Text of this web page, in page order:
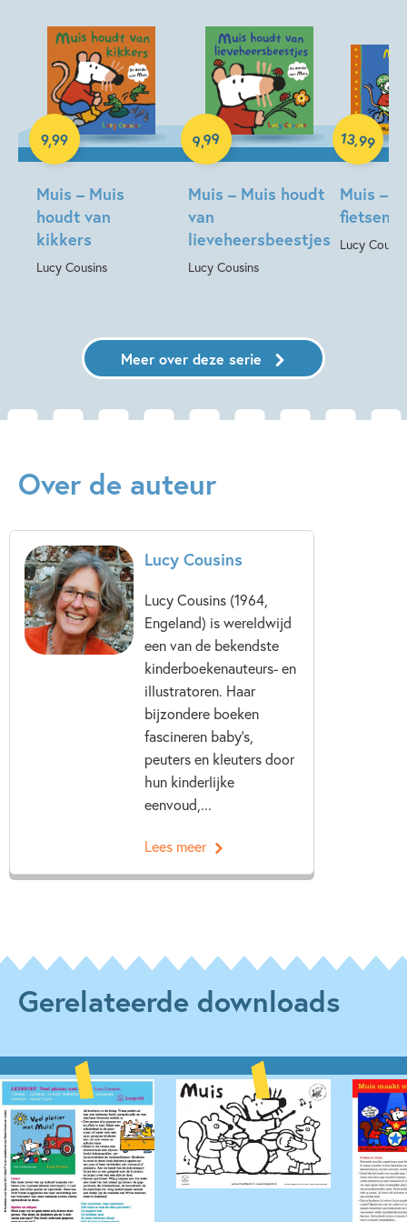
Babyboeken
Dieren & natuur
Familie & gezin
Kleuren & vormen
Peuterboeken
Spelen & leren
Lucy Cousins
Muis – Muis
houdt van
kikkers
Lucy Cousins
9,99
Hardcover
Muis – Muis houdt
van
lieveheersbeestjes
Lucy Cousins
9,99
Hardcover
Muis –
fietsen
Lucy
13,99
Hardcover
Meer over deze serie
Over de auteur
Lucy Cousins
Lucy Cousins (1964,
Engeland) is wereldwijd
een van de bekendste
kinderboekenauteurs- en
illustratoren. Haar
bijzondere boeken
fascineren baby’s,
peuters en kleuters door
hun kinderlijke
eenvoud,...
Lees meer
Gerelateerde downloads